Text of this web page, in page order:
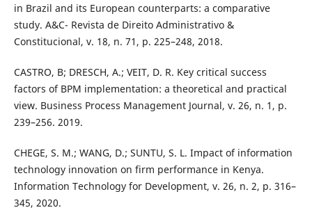
in Brazil and its European counterparts: a comparative
study. A&C- Revista de Direito Administrativo &
Constitucional, v. 18, n. 71, p. 225–248, 2018.
CASTRO, B; DRESCH, A.; VEIT, D. R. Key critical success
factors of BPM implementation: a theoretical and practical
view. Business Process Management Journal, v. 26, n. 1, p.
239–256. 2019.
CHEGE, S. M.; WANG, D.; SUNTU, S. L. Impact of information
technology innovation on firm performance in Kenya.
Information Technology for Development, v. 26, n. 2, p. 316–
345, 2020.